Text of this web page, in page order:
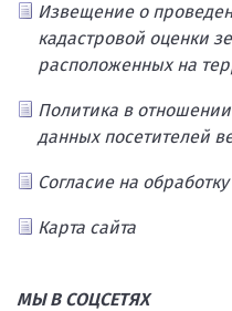
Извещение о
кадастровой оценки
расположенных на
Политика в
данных посетителей
Согласие на
Карта сайта
МЫ В СОЦСЕТЯХ